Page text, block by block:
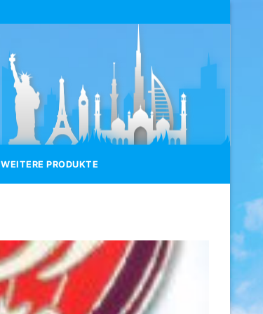
WEITERE PRODUKTE